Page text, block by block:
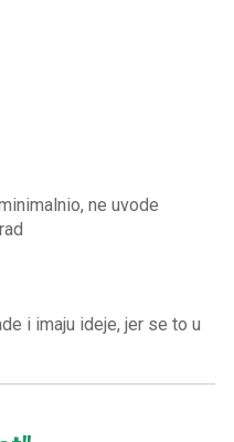
ne uvode
i imaju ideje, jer se to u